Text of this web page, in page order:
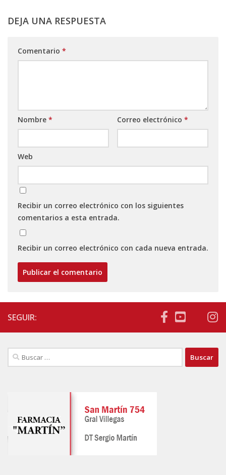
DEJA UNA RESPUESTA
Comentario *
Nombre * Correo electrónico *
Web
Recibir un correo electrónico con los siguientes
comentarios a esta entrada.
Recibir un correo electrónico con cada nueva entrada.
SEGUIR:
Buscar: